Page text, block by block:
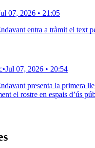
07, 2026 • 21:05
entra a tràmit el text
•Jul 07, 2026 • 20:54
presenta la primera
el rostre en espais d’ús